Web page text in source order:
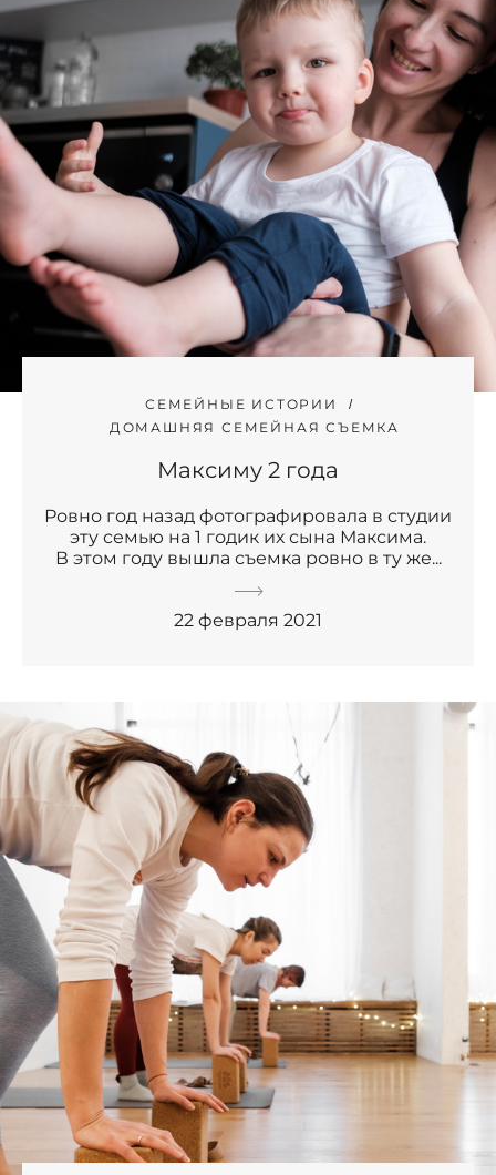
СЕМЕЙНЫЕ ИСТОРИИ
ДОМАШНЯЯ СЕМЕЙНАЯ СЪЕМКА
Максиму 2 года
Ровно год назад фотографировала в студии
эту семью на 1 годик их сына Максима.
В этом году вышла съемка ровно в ту же...
22 февраля 2021